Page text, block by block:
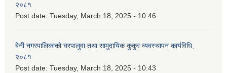
२०८१
Post date: Tuesday, March 18, 2025 - 10:46
बेनी नगरपालिकाको घरपालुवा तथा सामुदायिक कुकुर व्यवस्थापन कार्यविधि,
२०८१
Post date: Tuesday, March 18, 2025 - 10:43